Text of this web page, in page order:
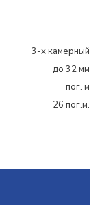
3-х камерный
до 32 мм
пог. м
26 пог.м.